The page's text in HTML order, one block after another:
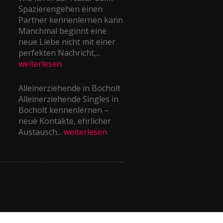
Spazierengehen einen
Partner kennenlernen kann
Manchmal beginnt eine
neue Liebe nicht mit einer
perfekten Nachricht,...
weiterlesen
Alleinerziehende in Bocholt
Alleinerziehende Singles in
Bocholt kennenlernen –
neue Kontakte, ehrlicher
Austausch... weiterlesen